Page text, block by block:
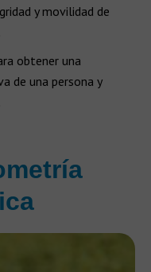
y movilidad de
obtener una
de una persona y